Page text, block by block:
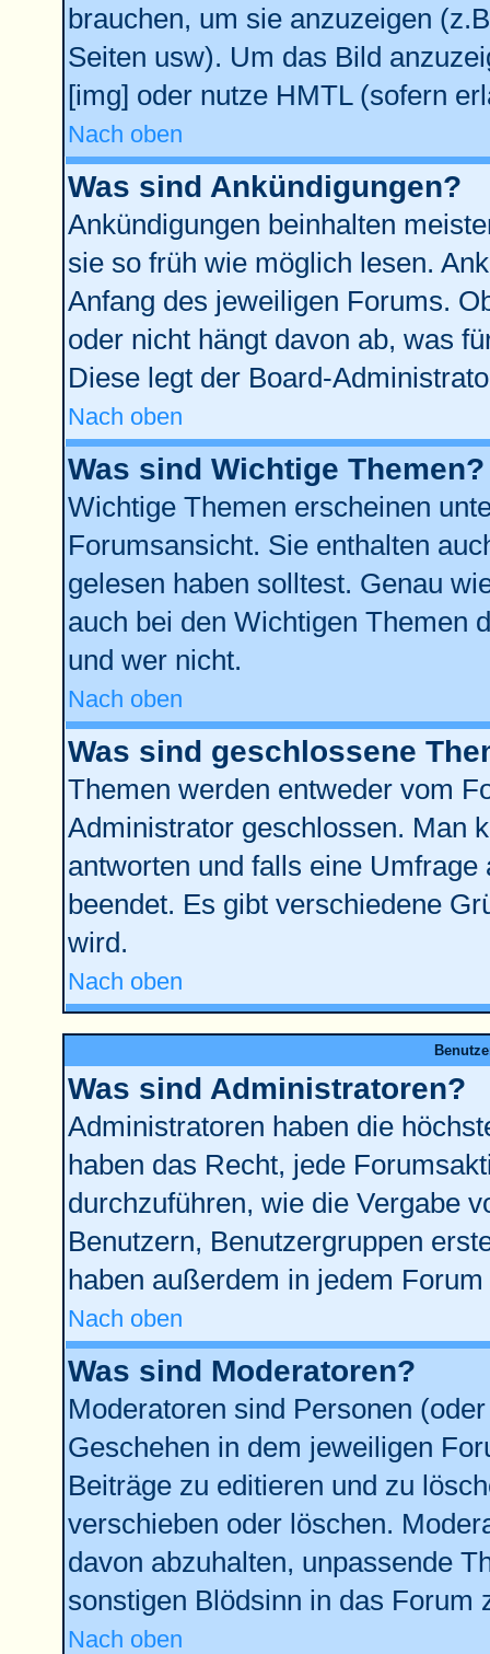
brauchen, um sie anzuzeigen
Seiten usw). Um das Bild
[img] oder nutze HMTL (sofern
Nach oben
Was sind Ankündigungen?
Ankündigungen beinhalten
sie so früh wie möglich lesen.
Anfang des jeweiligen Forums.
oder nicht hängt davon ab, was
Diese legt der Board-
Nach oben
Was sind Wichtige Themen?
Wichtige Themen erscheinen
Forumsansicht. Sie enthalten
gelesen haben solltest. Genau
auch bei den Wichtigen Themen
und wer nicht.
Nach oben
Was sind geschlossene
Themen werden entweder vom
Administrator geschlossen. Man
antworten und falls eine
beendet. Es gibt verschiedene
wird.
Nach oben
Was sind Administratoren?
Administratoren haben die
haben das Recht, jede
durchzuführen, wie die Vergabe
Benutzern, Benutzergruppen
haben außerdem in jedem
Nach oben
Was sind Moderatoren?
Moderatoren sind Personen
Geschehen in dem jeweiligen
Beiträge zu editieren und zu
verschieben oder löschen.
davon abzuhalten, unpassende
sonstigen Blödsinn in das Forum
Nach oben